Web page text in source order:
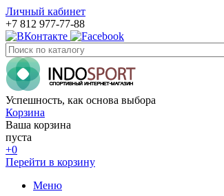
Личный кабинет
+7 812 977-77-88
Успешность, как основа выбора
Корзина
Ваша корзина
пуста
+0
Перейти в корзину
Меню